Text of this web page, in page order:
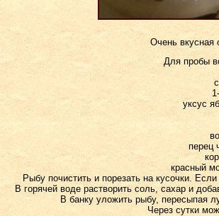
Очень вкусная
Для пробы
уксус
перец
красный
Рыбу почистить и порезать на кусочки.
В горячей воде растворить соль, сахар и
В банку уложить рыбу, пересыпая
Через сутки